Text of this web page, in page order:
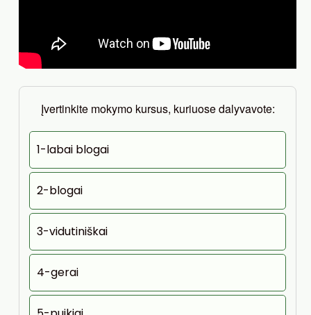
Įvertinkite mokymo kursus, kuriuose dalyvavote:
1-labai blogai
2-blogai
3-vidutiniškai
4-gerai